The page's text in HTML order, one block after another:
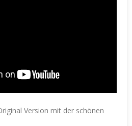
Version mit der schönen